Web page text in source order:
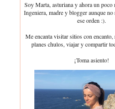
Soy Marta, asturiana y ahora un poco
Ingeniera, madre y blogger aunque no
ese orden :).
Me encanta visitar sitios con encanto,
planes chulos, viajar y compartir
¡Toma asiento!